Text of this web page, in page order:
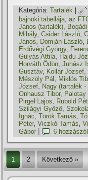
Kategória: Tartalék |
bajnoki tabellája,az
János (tartalék),
Mihály,Csider László,
János, Domján László,
Erdővégi György,
Gulyás Attila, Hajdu
Horváth Ödön,Juhász
Gusztáv, Kollár József,
Mészöly Pál , Miklós
József, Nagy (tartalék -
Onhausz Tibor, Palotay
Pirgel Lajos, Rubold
Szilágyi Győző,
Ignác,Török Tamás,
Péter,Viczkó Tamás,
Gábor
6
1 2 Következő »